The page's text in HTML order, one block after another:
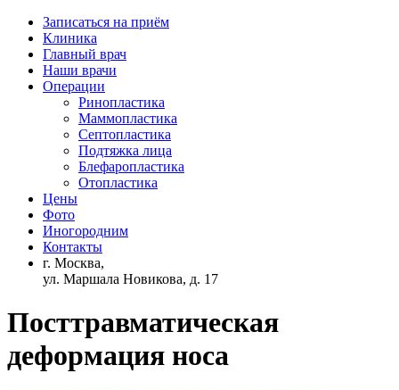
Записаться на приём
Клиника
Главный врач
Наши врачи
Операции
Ринопластика
Маммопластика
Септопластика
Подтяжка лица
Блефаропластика
Отопластика
Цены
Фото
Иногородним
Контакты
г. Москва,
ул. Маршала Новикова, д. 17
Посттравматическая
деформация носа